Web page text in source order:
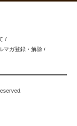
/
マガ登録・解除 /